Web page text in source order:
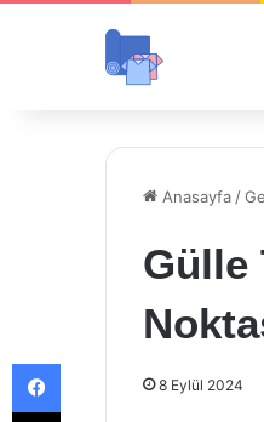
Anasayfa /
Gülle
8 Eylül 2024
Facebook
X